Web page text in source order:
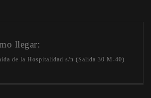
llegar:
de la Hospitalidad s/n (Salida 30 M-40)